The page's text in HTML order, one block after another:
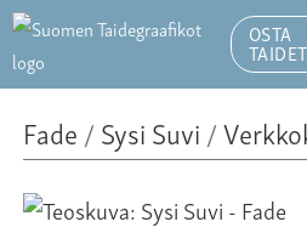
OSTA
Fade/Sysi Suvi/